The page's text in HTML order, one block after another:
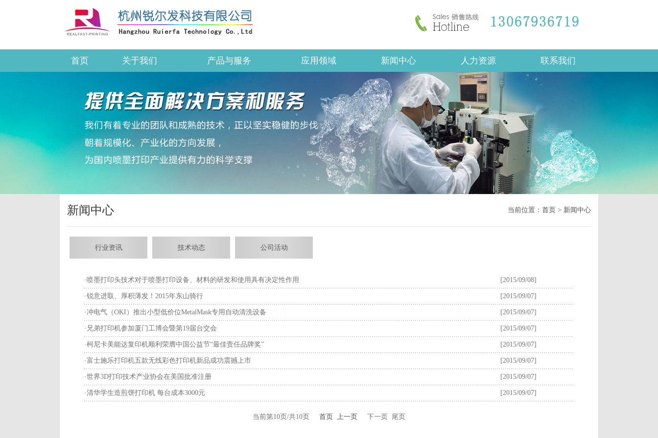
首页 关于我们 产品与服务 应用领域 新闻中心 人力资源 联系我们
新闻中心 当前位置： 首页 > 新闻中心
行业资讯 技术动态 公司活动
·喷墨打印头技术对于喷墨打印设备、材料的研发和使用具有决定性作用 [2015/09/08]
·锐意进取、厚积薄发！2015年东山骑行 [2015/09/07]
·冲电气（OKI）推出小型低价位MetalMask专用自动清洗设备 [2015/09/07]
· 兄弟打印机参加厦门工博会暨第19届台交会 [2015/09/07]
·柯尼卡美能达复印机顺利荣膺中国公益节“最佳责任品牌奖” [2015/09/07]
·富士施乐打印机五款无线彩色打印机新品成功震撼上市 [2015/09/07]
·世界3D打印技术产业协会在美国批准注册 [2015/09/07]
·清华学生造煎饼打印机 每台成本3000元 [2015/09/07]
当前第10页/共10页 首页 上一页 下一页 尾页